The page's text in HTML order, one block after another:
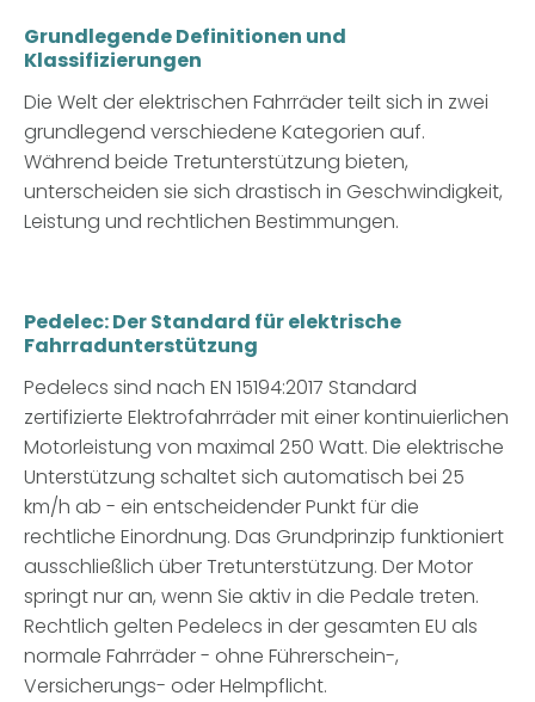
Grundlegende Definitionen und
Klassifizierungen
Die Welt der elektrischen Fahrräder teilt sich in zwei
grundlegend verschiedene Kategorien auf.
Während beide Tretunterstützung bieten,
unterscheiden sie sich drastisch in Geschwindigkeit,
Leistung und rechtlichen Bestimmungen.
Pedelec: Der Standard für elektrische
Fahrradunterstützung
Pedelecs sind nach EN 15194:2017 Standard
zertifizierte Elektrofahrrädermit einer kontinuierlichen
Motorleistung von maximal 250 Watt. Die elektrische
Unterstützung schaltet sich automatisch bei 25
km/h ab - ein entscheidender Punkt für die
rechtliche Einordnung. Das Grundprinzip funktioniert
ausschließlich über Tretunterstützung. Der Motor
springt nur an, wenn Sie aktiv in die Pedale treten.
Rechtlich gelten Pedelecs in der gesamten EU als
normale Fahrräder - ohne Führerschein-,
Versicherungs- oder Helmpflicht.